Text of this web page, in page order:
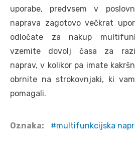
uporabe, predvsem v
naprava zagotovo večkrat
odločate za nakup
vzemite dovolj časa za
naprav, v kolikor pa imate
obrnite na strokovnjaki, ki
pomagali.
Oznaka: multifunkcijska